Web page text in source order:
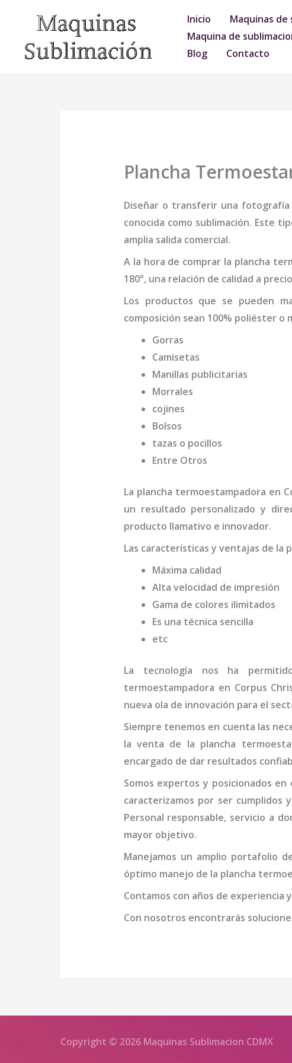
contenido
Inicio Maquinas de
Maquina de
Blog
Contacto
Plancha
Diseñar o transferir una
conocida como sublimación. Este
amplia salida comercial.
A la hora de comprar la plancha
180°, una relación de calidad a
Los productos que se pueden
composición sean 100% poliéster o
Gorras
Camisetas
Manillas publicitarias
Morrales
cojines
Bolsos
tazas o pocillos
Entre Otros
La plancha termoestampadora en
un resultado personalizado y
producto llamativo e innovador.
Las características y ventajas de la
Máxima calidad
Alta velocidad de impresión
Gama de colores ilimitados
Es una técnica sencilla
etc
La tecnología nos ha
termoestampadora en Corpus
nueva ola de innovación para el
Siempre tenemos en cuenta las
la venta de la plancha termo
encargado de dar resultados
Somos expertos y posicionados
caracterizamos por ser cumplidos
Personal responsable, servicio a
mayor objetivo.
Manejamos un amplio portafolio
óptimo manejo de la plancha termo
Contamos con años de experiencia
Con nosotros encontrarás
Copyright © 2026 Maquinas Sublimacion CDMX